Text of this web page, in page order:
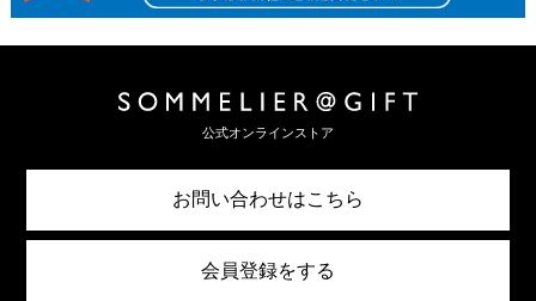
公式オンラインストア
お問い合わせはこちら
会員登録をする